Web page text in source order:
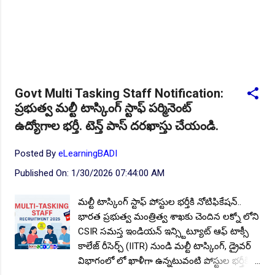
Govt Multi Tasking Staff Notification:
ప్రభుత్వ మల్టీ టాస్కింగ్ స్టాఫ్ పర్మినెంట్
ఉద్యోగాల భర్తీ. టెన్త్ పాస్ దరఖాస్తు చేయండి.
Posted By eLearningBADI
Published On: 1/30/2026 07:44:00 AM
మల్టీ టాస్కింగ్ స్టాఫ్ పోస్టుల భర్తీకి నోటిఫికేషన్..
భారత ప్రభుత్వ మంత్రిత్వ శాఖకు చెందిన లక్నో లోని
CSIR సమస్త ఇండియన్ ఇన్స్టిట్యూట్ ఆఫ్ టాక్సీ
కాలేజ్ రీసెర్చ్ (IITR) నుండి మల్టీ టాస్కింగ్, డ్రైవర్
విభాగంలో లో ఖాళీగా ఉన్నటువంటి పోస్టుల భర్తీకి